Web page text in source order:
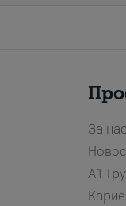
За нас
А1